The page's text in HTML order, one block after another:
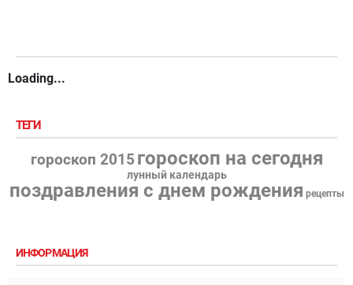
Loading...
ТЕГИ
гороскоп 2015 гороскоп на сегодня
лунный календарь
поздравления с днем рождения рецепты
ИНФОРМАЦИЯ